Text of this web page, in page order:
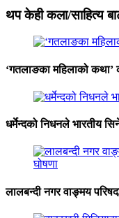
थप केही कला/साहित्य
‘गतलाङका महिलाको कथा’
धर्मेन्दको निधनले भारतीय
लालबन्दी नगर वाङ्मय